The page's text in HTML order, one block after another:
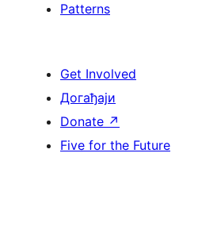
Patterns
Get Involved
Догађаји
Donate ↗
Five for the Future